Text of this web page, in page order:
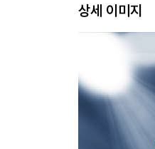
6강 우주의 실
우주가 휘어
주장을 하기
마치며
수학은 정답
싫어하면 어떤
상세 이미지